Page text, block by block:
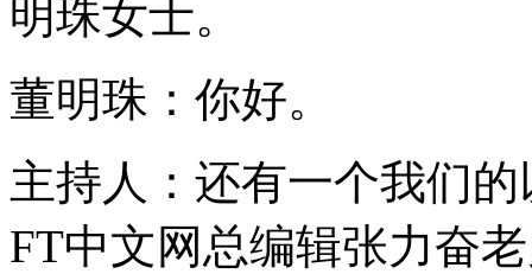
明珠女士。
董明珠：你好。
主持人：还有一个我们
FT中文网总编辑张力奋